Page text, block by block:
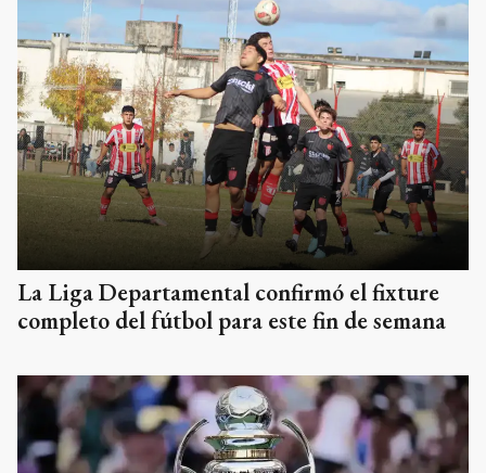
La Liga Departamental confirmó el fixture
completo del fútbol para este fin de semana